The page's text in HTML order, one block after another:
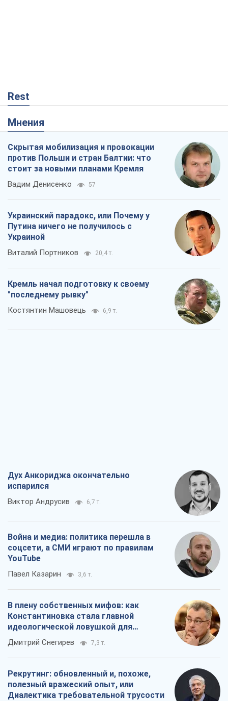
Rest
Мнения
Скрытая мобилизация и провокации
против Польши и стран Балтии: что
стоит за новыми планами Кремля
Вадим Денисенко 57
Украинский парадокс, или Почему у
Путина ничего не получилось с
Украиной
Виталий Портников 20,4 т.
Кремль начал подготовку к своему
"последнему рывку"
Костянтин Машовець 6,9 т.
Дух Анкориджа окончательно
испарился
Виктор Андрусив 6,7 т.
Война и медиа: политика перешла в
соцсети, а СМИ играют по правилам
YouTube
Павел Казарин 3,6 т.
В плену собственных мифов: как
Константиновка стала главной
идеологической ловушкой для
российских оккупантов
Дмитрий Снегирев 7,3 т.
Рекрутинг: обновленный и, похоже,
полезный вражеский опыт, или
Диалектика требовательной трусости